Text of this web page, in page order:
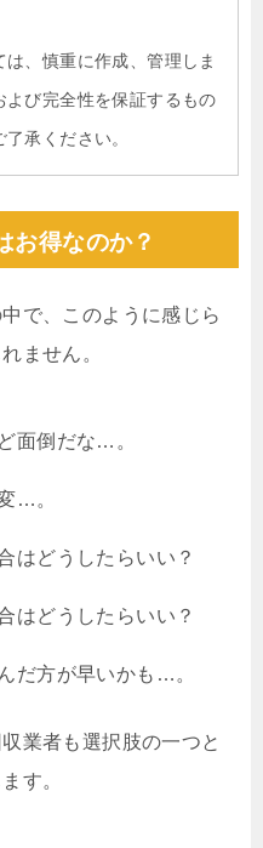
、慎重に作成、管理しま
び完全性を保証するもの
承ください。
お得なのか？
で、このように感じら
ません。
面倒だな…。
…。
はどうしたらいい？
はどうしたらいい？
だ方が早いかも…。
業者も選択肢の一つと
す。